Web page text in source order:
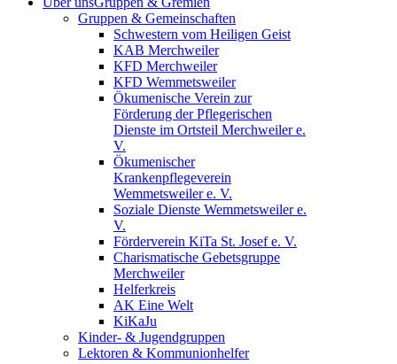
Gruppen & Gemeinschaften
Schwestern vom Heiligen Geist
KAB Merchweiler
KFD Merchweiler
KFD Wemmetsweiler
Ökumenische Verein zur
Förderung der Pflegerischen
Dienste im Ortsteil Merchweiler e.
V.
Ökumenischer
Krankenpflegeverein
Wemmetsweiler e. V.
Soziale Dienste Wemmetsweiler e.
V.
Förderverein KiTa St. Josef e. V.
Charismatische Gebetsgruppe
Merchweiler
Helferkreis
AK Eine Welt
KiKaJu
Kinder- & Jugendgruppen
Lektoren & Kommunionhelfer